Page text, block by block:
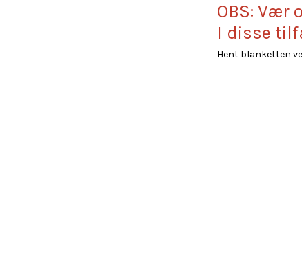
OBS: Vær
I disse
Hent blanketten